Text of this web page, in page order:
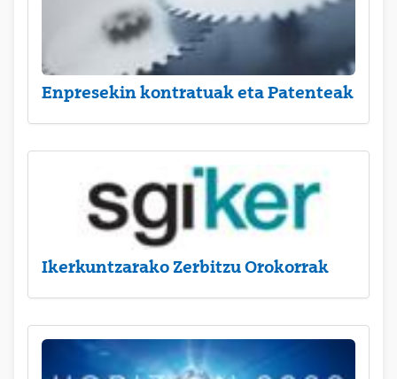
Enpresekin kontratuak eta Patenteak
Ikerkuntzarako Zerbitzu Orokorrak